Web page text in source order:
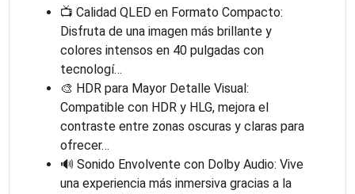
📺 Calidad QLED en Formato Compacto:
Disfruta de una imagen más brillante y
colores intensos en 40 pulgadas con
tecnologí…
🎨 HDR para Mayor Detalle Visual:
Compatible con HDR y HLG, mejora el
contraste entre zonas oscuras y claras para
ofrecer…
🔊 Sonido Envolvente con Dolby Audio: Vive
una experiencia más inmersiva gracias a la